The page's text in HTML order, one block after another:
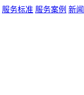
服务标准 服务案例 新